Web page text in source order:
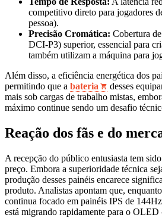
competitivo direto para jogadores
pessoa).
Precisão Cromática: Cobertura
DCI-P3) superior, essencial para
também utilizam a máquina para
Além disso, a eficiência energética dos
permitindo que a bateria
desses
mais sob cargas de trabalho mistas,
máximo continue sendo um desafio
Reação dos fãs e do
A recepção do público entusiasta tem
preço. Embora a superioridade técnica
produção desses painéis encarece
produto. Analistas apontam que,
continua focado em painéis IPS de
está migrando rapidamente para o